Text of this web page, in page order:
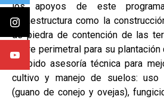
los apoyos de este
infraestructura como la
de piedra de contención de las
cierre perimetral para su plantación
recibido asesoría técnica para
cultivo y manejo de suelos: uso
(guano de conejo y ovejas),